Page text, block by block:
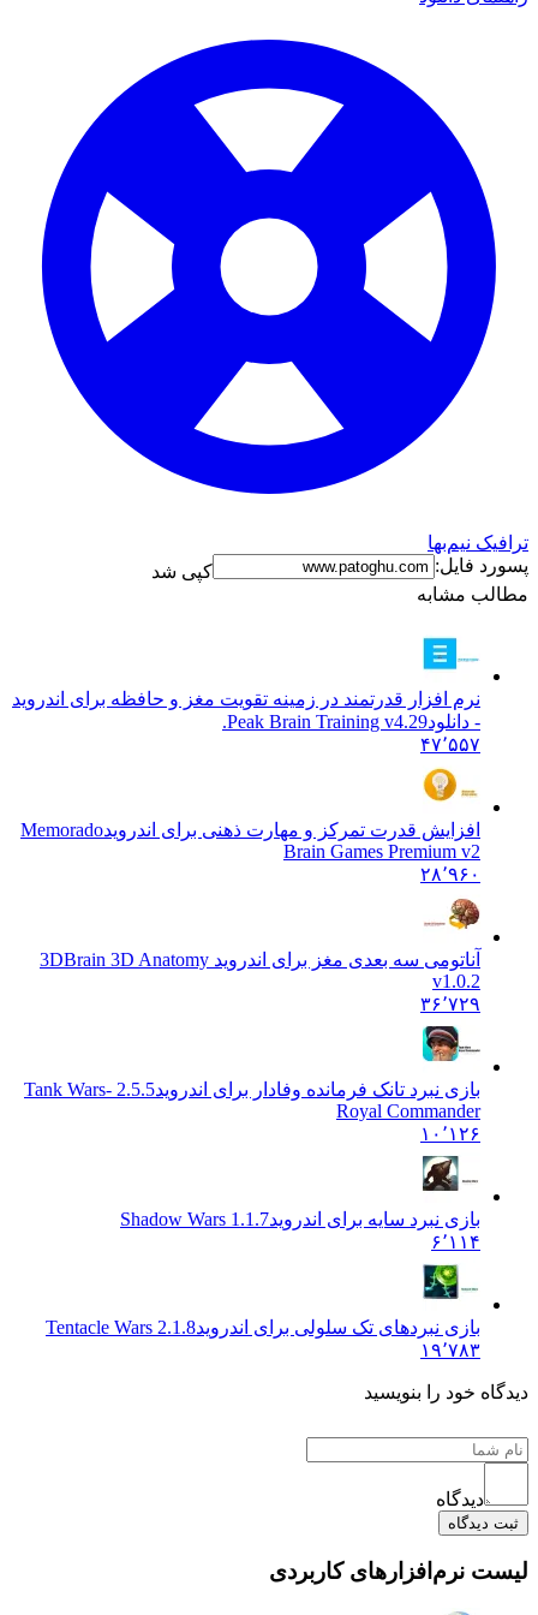
نیم‌بها
فایل:
کپی شد
مشابه
نرم افزار قدرتمند در زمینه تقویت مغز و حافظه برای اندروید
Peak Brain Training v4.29.
۴۷٬۵۵۷
افزایش قدرت تمرکز و مهارت ذهنی برای اندروید Memorado
Brain Games Premium v2
۲۸٬۹۶۰
آناتومی سه بعدی مغز برای اندروید 3D Brain 3D Anatomy
۳۶٬۷۲۹
بازی نبرد تانک فرمانده وفادار برای اندروید
2.5.5 Tank Wars-
Royal Commander
۱۰٬۱۲۶
بازی نبرد سایه برای اندروید Shadow Wars 1.1.7
بازی نبردهای تک سلولی برای اندروید Tentacle Wars 2.1.8
۱۹٬۷۸۳
خود را بنویسید
نرم‌افزارهای کاربردی